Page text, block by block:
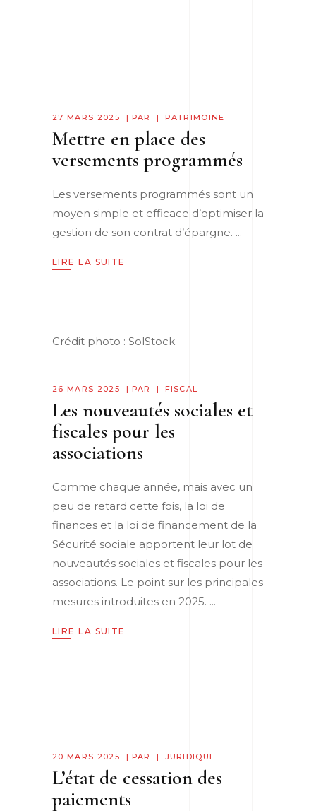
27 MARS 2025 PAR PATRIMOINE
Mettre en place des
versements programmés
Les versements programmés sont un
moyen simple et efficace d’optimiser la
gestion de son contrat d’épargne.
LIRE LA SUITE
Crédit photo : SolStock
26 MARS 2025 PAR FISCAL
Les nouveautés sociales et
fiscales pour les
associations
Comme chaque année, mais avec un
peu de retard cette fois, la loi de
finances et la loi de financement de la
Sécurité sociale apportent leur lot de
nouveautés sociales et fiscales pour les
associations. Le point sur les principales
mesures introduites en 2025.
LIRE LA SUITE
20 MARS 2025 PAR JURIDIQUE
L’état de cessation des
paiements